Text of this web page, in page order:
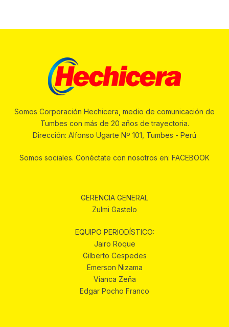
Somos Corporación Hechicera, medio de comunicación de
Tumbes con más de 20 años de trayectoria.
Dirección: Alfonso Ugarte Nº 101, Tumbes - Perú
Somos sociales. Conéctate con nosotros en: FACEBOOK
GERENCIA GENERAL
Zulmi Gastelo
EQUIPO PERIODÍSTICO:
Jairo Roque
Gilberto Cespedes
Emerson Nizama
Vianca Zeña
Edgar Pocho Franco